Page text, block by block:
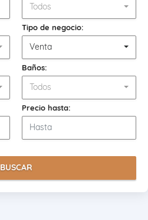
Todos
Tipo de negocio:
Venta
Baños:
Todos
Precio hasta:
BUSCAR